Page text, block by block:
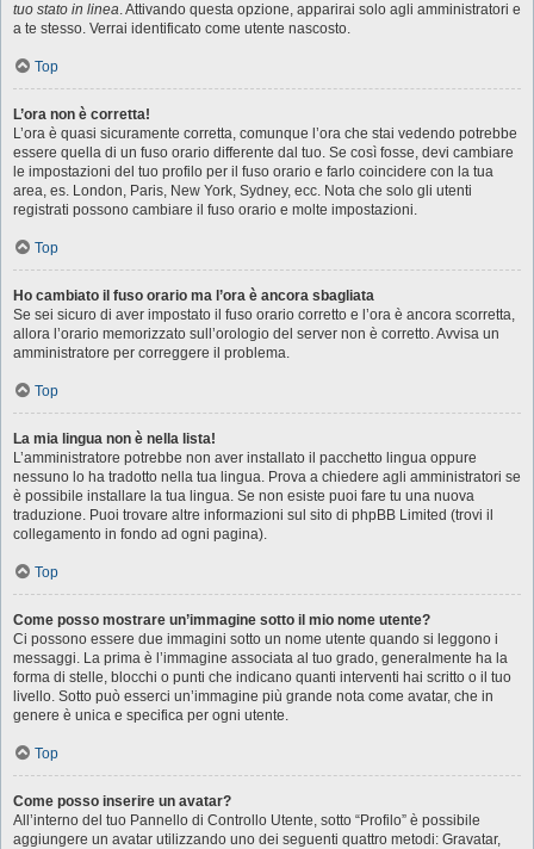
tuo stato in linea. Attivando questa opzione, apparirai solo agli amministratori e
a te stesso. Verrai identificato come utente nascosto.
Top
L’ora non è corretta!
L’ora è quasi sicuramente corretta, comunque l’ora che stai vedendo potrebbe
essere quella di un fuso orario differente dal tuo. Se così fosse, devi cambiare
le impostazioni del tuo profilo per il fuso orario e farlo coincidere con la tua
area, es. London, Paris, New York, Sydney, ecc. Nota che solo gli utenti
registrati possono cambiare il fuso orario e molte impostazioni.
Top
Ho cambiato il fuso orario ma l’ora è ancora sbagliata
Se sei sicuro di aver impostato il fuso orario corretto e l’ora è ancora scorretta,
allora l’orario memorizzato sull’orologio del server non è corretto. Avvisa un
amministratore per correggere il problema.
Top
La mia lingua non è nella lista!
L’amministratore potrebbe non aver installato il pacchetto lingua oppure
nessuno lo ha tradotto nella tua lingua. Prova a chiedere agli amministratori se
è possibile installare la tua lingua. Se non esiste puoi fare tu una nuova
traduzione. Puoi trovare altre informazioni sul sito di phpBB Limited (trovi il
collegamento in fondo ad ogni pagina).
Top
Come posso mostrare un’immagine sotto il mio nome utente?
Ci possono essere due immagini sotto un nome utente quando si leggono i
messaggi. La prima è l’immagine associata al tuo grado, generalmente ha la
forma di stelle, blocchi o punti che indicano quanti interventi hai scritto o il tuo
livello. Sotto può esserci un’immagine più grande nota come avatar, che in
genere è unica e specifica per ogni utente.
Top
Come posso inserire un avatar?
All’interno del tuo Pannello di Controllo Utente, sotto “Profilo” è possibile
aggiungere un avatar utilizzando uno dei seguenti quattro metodi: Gravatar,